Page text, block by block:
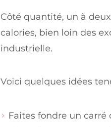
Côté quantité, un à
calories, bien loin des
industrielle.
Voici quelques idées
Faites fondre un